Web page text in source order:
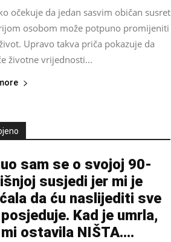
očekuje da jedan sasvim običan susret
osobom može potpuno promijeniti
Upravo takva priča pokazuje da
životne vrijednosti...
sam se o svojoj 90-
susjedi jer mi je
da ću naslijediti sve
Kad je umrla,
ostavila NIŠTA....